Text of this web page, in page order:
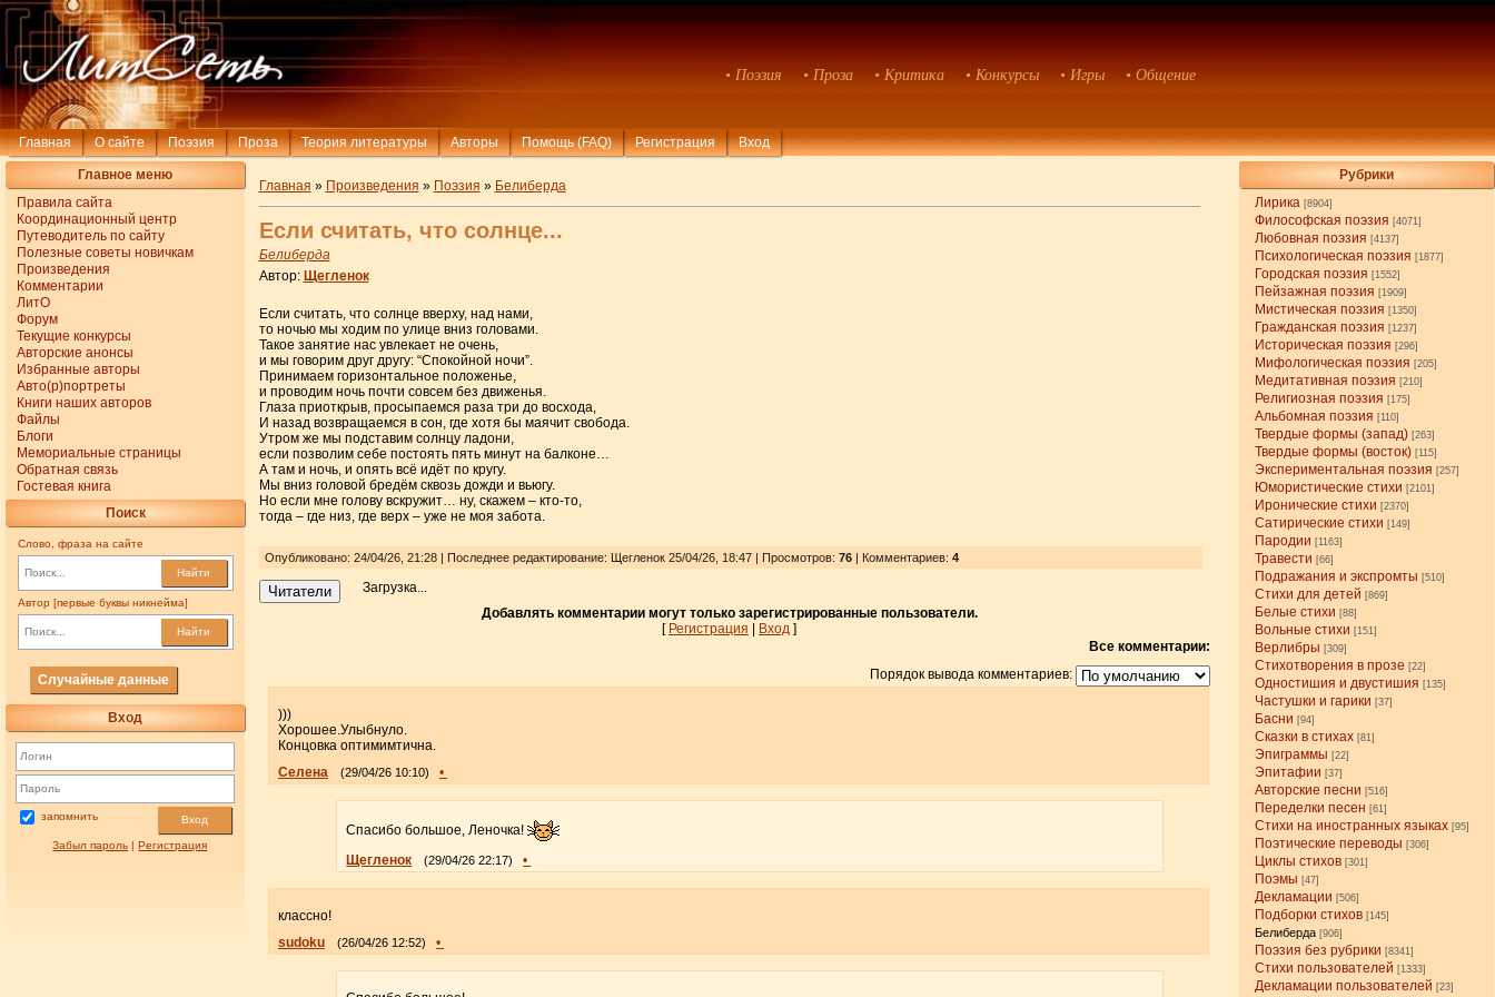
• Поэзия • Проза • Критика • Конкурсы • Игры • Общение
Главная О сайте Поэзия Проза Теория литературы Авторы Помощь (FAQ) Регистрация Вход
Главное меню
Правила сайта
Координационный центр
Путеводитель по сайту
Полезные советы новичкам
Произведения
Комментарии
ЛитО
Форум
Текущие конкурсы
Авторские анонсы
Избранные авторы
Авто(р)портреты
Книги наших авторов
Файлы
Блоги
Мемориальные страницы
Обратная связь
Гостевая книга
Поиск
Слово, фраза на сайте
Найти
Автор [первые буквы никнейма]
Найти
Случайные данные
Вход
запомнить Вход
Забыл пароль |Регистрация
Рубрики
Лирика [8904]
Философская поэзия [4071]
Любовная поэзия [4137]
Психологическая поэзия [1877]
Городская поэзия [1552]
Пейзажная поэзия [1909]
Мистическая поэзия [1350]
Гражданская поэзия [1237]
Историческая поэзия [296]
Мифологическая поэзия [205]
Медитативная поэзия [210]
Религиозная поэзия [175]
Альбомная поэзия [110]
Твердые формы (запад) [263]
Твердые формы (восток) [115]
Экспериментальная поэзия [257]
Юмористические стихи [2101]
Иронические стихи [2370]
Сатирические стихи [149]
Пародии [1163]
Травести [66]
Подражания и экспромты [510]
Стихи для детей [869]
Белые стихи [88]
Вольные стихи [151]
Верлибры [309]
Стихотворения в прозе [22]
Одностишия и двустишия [135]
Частушки и гарики [37]
Басни [94]
Сказки в стихах [81]
Эпиграммы [22]
Эпитафии [37]
Авторские песни [516]
Переделки песен [61]
Стихи на иностранных языках [95]
Поэтические переводы [306]
Циклы стихов [301]
Поэмы [47]
Декламации [506]
Подборки стихов [145]
Белиберда [906]
Поэзия без рубрики [8341]
Стихи пользователей [1333]
Декламации пользователей [23]
Главная » Произведения » Поэзия » Белиберда
Если считать, что солнце...
Белиберда
Автор: Щегленок
Если считать, что солнце вверху, над нами,
то ночью мы ходим по улице вниз головами.
Такое занятие нас увлекает не очень,
и мы говорим друг другу: “Спокойной ночи”.
Принимаем горизонтальное положенье,
и проводим ночь почти совсем без движенья.
Глаза приоткрыв, просыпаемся раза три до восхода,
И назад возвращаемся в сон, где хотя бы маячит свобода.
Утром же мы подставим солнцу ладони,
если позволим себе постоять пять минут на балконе…
А там и ночь, и опять всё идёт по кругу.
Мы вниз головой бредём сквозь дожди и вьюгу.
Но если мне голову вскружит… ну, скажем – кто-то,
тогда – где низ, где верх – уже не моя забота.
Опубликовано: 24/04/26, 21:28 | Последнее редактирование: Щегленок 25/04/26, 18:47 | Просмотров: 76| Комментариев: 4
Читатели
Загрузка...
Добавлять комментарии могут только зарегистрированные пользователи.
[ Регистрация | Вход ]
Все комментарии:
Порядок вывода комментариев:
)))
Хорошее.Улыбнуло.
Концовка оптимимтична.
Селена
(29/04/26 10:10) •
Спасибо большое, Леночка!
Щегленок
(29/04/26 22:17) •
классно!
sudoku
(26/04/26 12:52) •